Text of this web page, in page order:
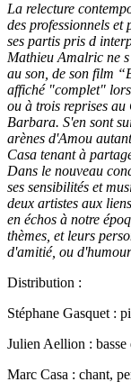
La relecture
des professionnels
ses partis pris d
Mathieu Amalric ne
au son, de son film
affiché "complet"
ou à trois reprises au
Barbara. S'en sont
arènes d'Amou
Casa tenant à
Dans le nouveau
ses sensibilités et
deux artistes aux
en échos à notre
thèmes, et leurs
d'amitié, ou
Distribution :
Stéphane Gasquet :
Julien Aellion :
Marc Casa : chant,